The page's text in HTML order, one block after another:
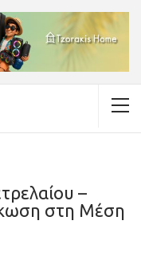
–
στη Μέση